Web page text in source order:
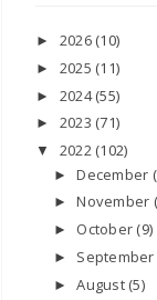
► 2026 (10)
► 2025 (11)
► 2024(55)
► 2023 (71)
▼ 2022 (102)
►December
►November
► October (9)
► September
►August (5)